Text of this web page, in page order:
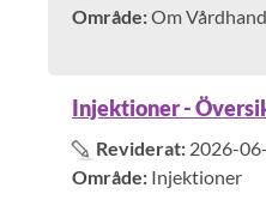
Område:Om
Injektioner -
Reviderat: 2026-
Område: Injektioner